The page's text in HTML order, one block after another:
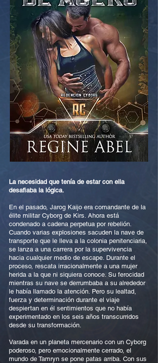
La necesidad que tenía de estar con ella
desafiaba la lógica.
En el pasado, Jarog Kaijo era comandante de la
élite militar Cyborg de Kirs. Ahora está
condenado a cadena perpetua por rebelión.
Cuando varias explosiones sacuden la nave de
transporte que le lleva a la colonia penitenciaria,
se lanza a una carrera por la supervivencia
hacia cualquier medio de escape. Durante el
proceso, rescata irracionalmente a una mujer
herida a la que ni siquiera conoce. Su ferocidad
mientras su nave se derrumbaba a su alrededor
le había llamado la atención. Pero su lealtad,
fuerza y determinación durante el viaje
despiertan en él sentimientos que no había
experimentado en los seis años transcurridos
desde su transformación.
Varada en un planeta mercenario con un Cyborg
poderoso, pero emocionalmente cerrado, el
mundo de Tamryn se pone patas arriba. Con sus